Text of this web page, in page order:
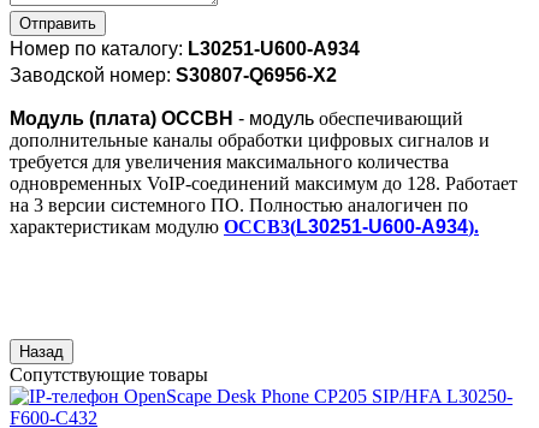
Отправить
Номер по каталогу: L30251-U600-A934
Заводской номер: S30807-Q6956-X2
Модуль (плата) OCCBH - модуль обеспечивающий
дополнительные каналы обработки цифровых сигналов и
требуется для увеличения максимального количества
одновременных VoIP-соединений максимум до 128. Работает
на 3 версии системного ПО. Полностью аналогичен по
характеристикам модулю OCCB3(L30251-U600-A934).
Сопутствующие товары